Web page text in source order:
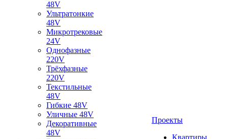
48V
Ультратонкие
48V
Микротрековые
24V
Однофазные
220V
Трёхфазные
220V
Текстильные
48V
Гибкие 48V
Уличные 48V
Декоративные
48V
Проекты
Квартиры